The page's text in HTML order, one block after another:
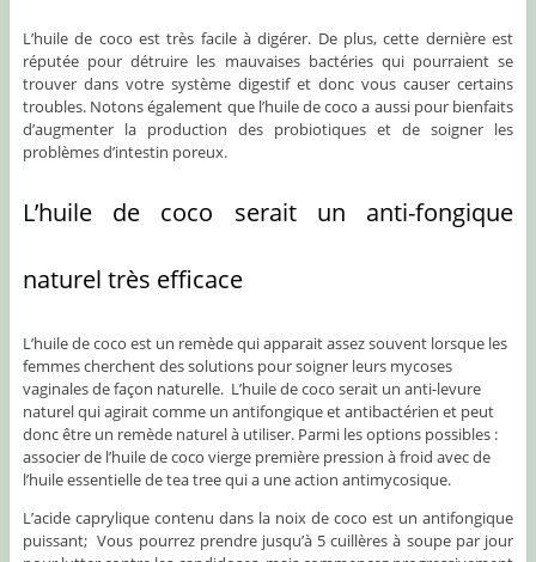
L’huile de coco est très facile à digérer. De plus, cette dernière est
réputée pour détruire les mauvaises bactéries qui pourraient se
trouver dans votre système digestif et donc vous causer certains
troubles. Notons également que l’huile de coco a aussi pour bienfaits
d’augmenter la production des probiotiques et de soigner les
problèmes d’intestin poreux.
L’huile de coco serait un anti-fongique
naturel très efficace
L’huile de coco est un remède qui apparait assez souvent lorsque les
femmes cherchent des solutions pour soigner leurs mycoses
vaginales de façon naturelle. L’huile de coco serait un anti-levure
naturel qui agirait comme un antifongique et antibactérien et peut
donc être un remède naturel à utiliser. Parmi les options possibles :
associer de l’huile de coco vierge première pression à froid avec de
l’huile essentielle de tea tree qui a une action antimycosique.
L’acide caprylique contenu dans la noix de coco est un antifongique
puissant; Vous pourrez prendre jusqu’à 5 cuillères à soupe par jour